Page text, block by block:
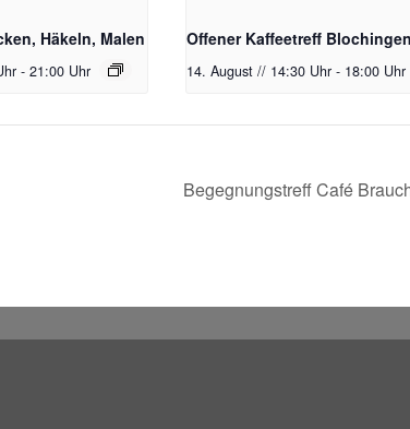
Häkeln, Malen
- 21:00 Uhr
Offener Kaffeetreff Blochingen
14. August // 14:30 Uhr - 18:00 Uhr
Begegnungstreff Café